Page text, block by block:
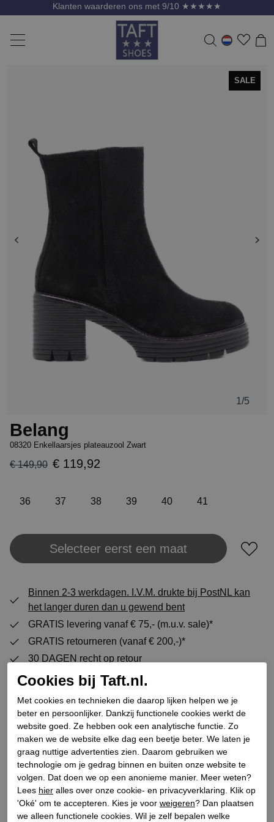
Klanten waarderen ons met 9/10 ★★★★★
1 /5
SALE
Belang
08320 Enkellaarsjes plateauzool Zwart
€ 149,90 € 119,92
36 37 38 39 40 41
Plaats in winkeltas
Selecteer eerst een maat
Binnen 2-3 werkdagen. I.V.M. drukte bij PostNL kan
het langer duren dan u gewend bent
GRATIS levering vanaf € 75,- (m.u.v. sale)*
GRATIS retourneren (vanaf € 200,-)*
30 DAGEN recht op retour
Specificaties
Merk
Belang
Leveranciercode
08320
Categorie
Enkellaarsjes plateauzool
Kleur
Zwart
Bestelcode
146100146
Cookies bij Taft.nl.
Met cookies en technieken die daarop lijken helpen we je
beter en persoonlijker. Dankzij functionele cookies werkt de
website goed. Ze hebben ook een analytische functie. Zo
maken we de website elke dag een beetje beter. We laten je
graag nuttige advertenties zien. Daarom gebruiken we
technologie om je gedrag binnen en buiten onze website te
volgen. Dat doen we op een anonieme manier. Meer weten?
Lees hier alles over onze cookie- en privacyverklaring. Klik op
'Oké' om te accepteren. Kies je voor weigeren? Dan plaatsen
we alleen functionele cookies. Wil je zelf bepalen welke